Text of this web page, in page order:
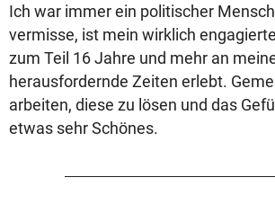
Ich war immer ein politischer
vermisse, ist mein wirklich
zum Teil 16 Jahre und mehr an
herausfordernde Zeiten erlebt.
arbeiten, diese zu lösen und das
etwas sehr Schönes.